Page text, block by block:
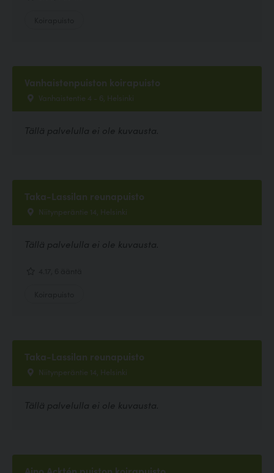
Vanhaistenpuiston koirapuisto
Vanhaistentie 4 - 6, Helsinki
Tällä palvelulla ei ole kuvausta.
Taka-Lassilan reunapuisto
Niitynperäntie 14, Helsinki
Tällä palvelulla ei ole kuvausta.
Taka-Lassilan reunapuisto
Niitynperäntie 14, Helsinki
Tällä palvelulla ei ole kuvausta.
Aino Acktén puiston koirapuisto